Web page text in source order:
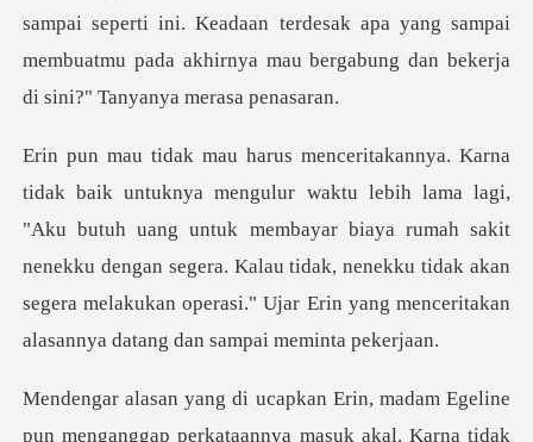
sampai seperti ini. Keadaa
"Aku butuh uang untuk membayar biaya rumah sakit
nenekku dengan segera. Kalau tidak, nenekku tidak aka
nya masuk akal. Karna tidak